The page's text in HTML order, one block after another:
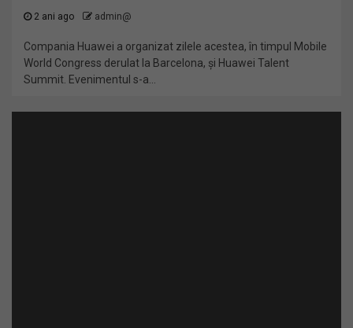
2 ani ago admin@
Compania Huawei a organizat zilele acestea, în timpul Mobile
World Congress derulat la Barcelona, și Huawei Talent
Summit. Evenimentul s-a...